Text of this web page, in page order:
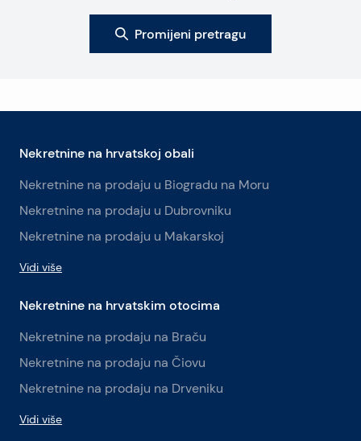
Promijeni pretragu
Nekretnine na hrvatskoj obali
Nekretnine na prodaju u Biogradu na Moru
Nekretnine na prodaju u Dubrovniku
Nekretnine na prodaju u Makarskoj
Vidi više
Nekretnine na hrvatskim otocima
Nekretnine na prodaju na Braču
Nekretnine na prodaju na Čiovu
Nekretnine na prodaju na Drveniku
Vidi više